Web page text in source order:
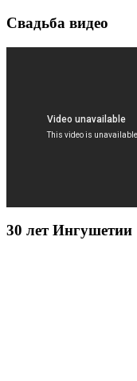
Свадьба видео
30 лет Ингушетии